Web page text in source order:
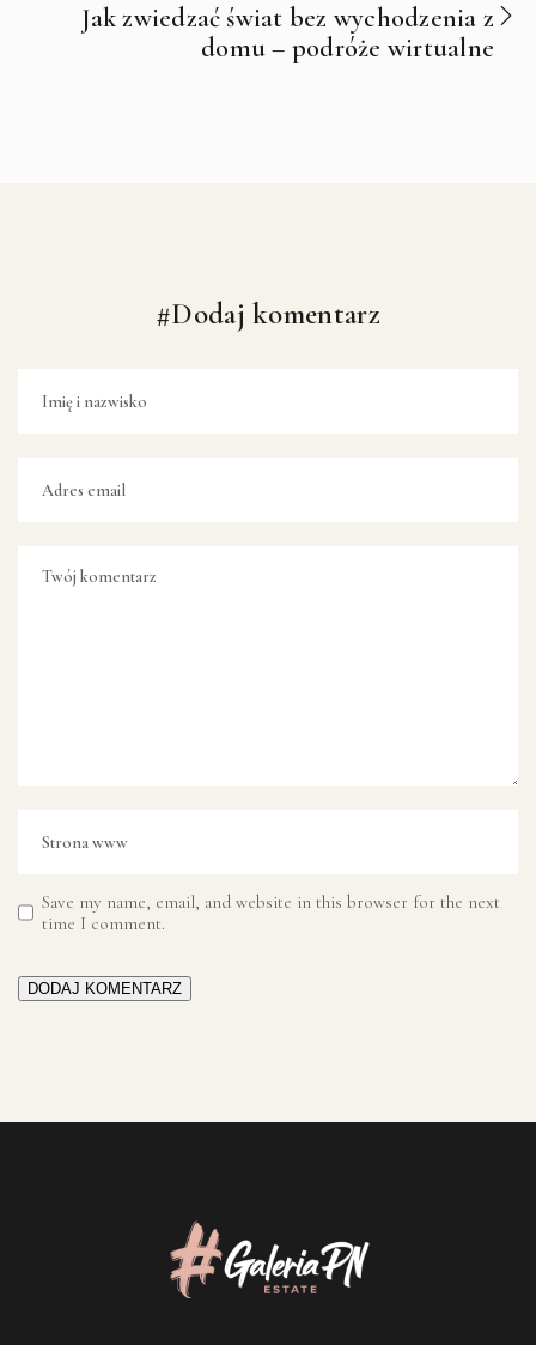
Jak zwiedzać świat bez wychodzenia z
domu – podróże wirtualne
#Dodaj komentarz
Save my name, email, and website in this browser for the next
time I comment.
DODAJ KOMENTARZ